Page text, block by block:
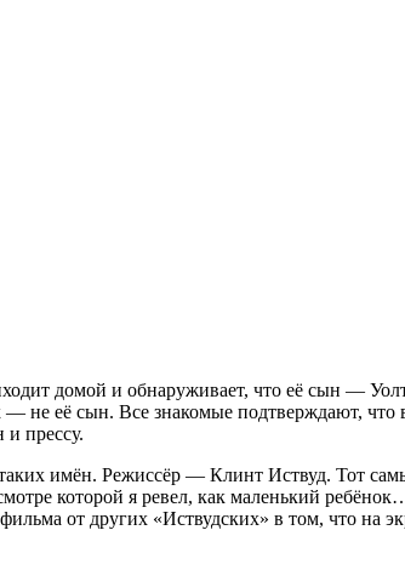
домой и обнаруживает, что её сын —
не её сын. Все знакомые подтверждают, что
прессу.
имён. Режиссёр — Клинт Иствуд. Тот
которой я ревел, как маленький
от других «Иствудских» в том, что на